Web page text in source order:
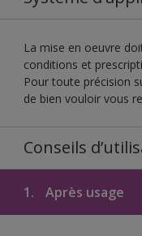
La mise en oeuvre
conditions et
Pour toute précision
de bien vouloir vous
Conseils
1. Après usage